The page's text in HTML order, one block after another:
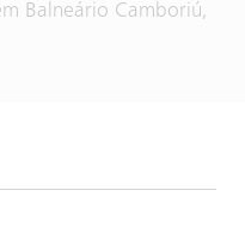
Balneário Camboriú,